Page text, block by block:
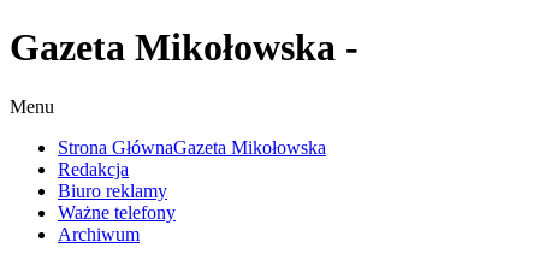
Gazeta Mikołowska -
Menu
Strona GłównaGazeta Mikołowska
Redakcja
Biuro reklamy
Ważne telefony
Archiwum